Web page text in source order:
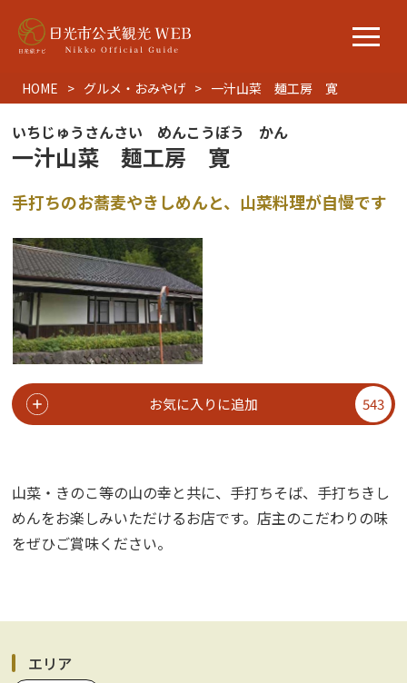
HOME グルメ・おみやげ 一汁山菜 麺工房 寛
いちじゅうさんさい めんこうぼう かん
一汁山菜 麺工房 寛
手打ちのお蕎麦やきしめんと、山菜料理が自慢です
お気に入りに追加 543
山菜・きのこ等の山の幸と共に、手打ちそば、手打ちきし
めんをお楽しみいただけるお店です。店主のこだわりの味
をぜひご賞味ください。
エリア